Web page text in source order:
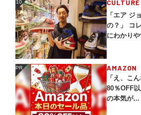
10 CULTURE
「エア ジ
の？」 コ
にわかり
PR AMAZON
「え、こ
80％OFF
の本気が...